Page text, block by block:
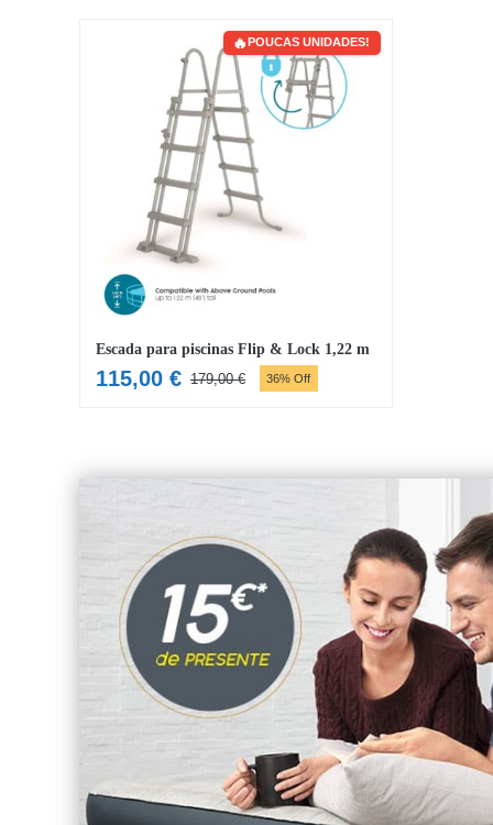
POUCAS UNIDADES!
Escada para piscinas Flip & Lock 1,22 m
179,00€O
era:
179,00 €.
115,00 €
O
é:
115,00 €.
36% Off